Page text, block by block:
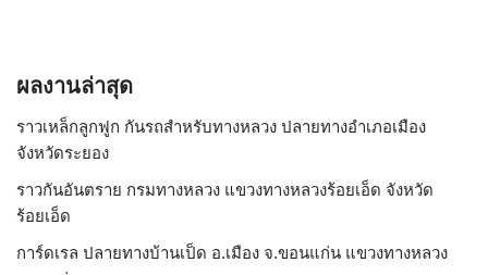
ผลงานล่าสุด
ราวเหล็กลูกฟูก กันรถสําหรับทางหลวง ปลายทางอำเภอเมือง
จังหวัดระยอง
ราวกันอันตราย กรมทางหลวง แขวงทางหลวงร้อยเอ็ด จังหวัด
ร้อยเอ็ด
การ์ดเรล ปลายทางบ้านเป็ด อ.เมือง จ.ขอนแก่น แขวงทางหลวง